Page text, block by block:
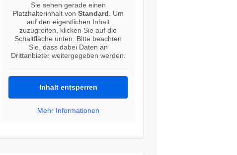
Sie sehen gerade einen
Platzhalterinhalt vonStandard . Um
auf den eigentlichen Inhalt
zuzugreifen, klicken Sie auf die
Schaltfläche unten. Bitte beachten
Sie, dass dabei Daten an
Drittanbieter weitergegeben werden.
Inhalt entsperren
Mehr Informationen